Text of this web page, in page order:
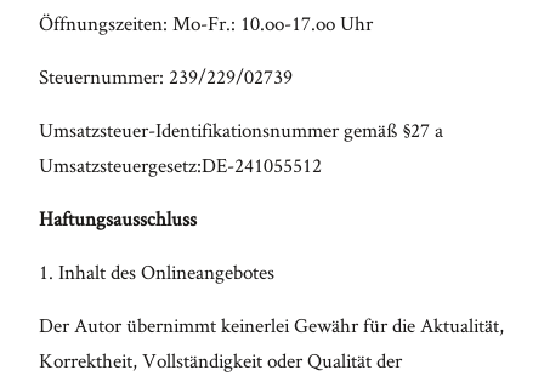
Öffnungszeiten: Mo-Fr.: 10.oo-17.oo Uhr
Steuernummer: 239/229/02739
Umsatzsteuer-Identifikationsnummer gemäß §27 a
Umsatzsteuergesetz:DE-241055512
Haftungsausschluss
1. Inhalt des Onlineangebotes
Der Autor übernimmt keinerlei Gewähr für die Aktualität,
Korrektheit, Vollständigkeit oder Qualität der
neue
Perspektiven zu
langweilige
Szenen mit
zu füllen!